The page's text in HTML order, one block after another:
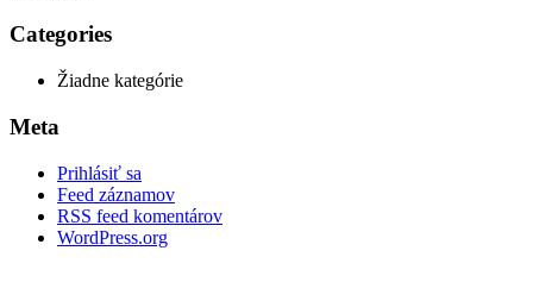
Categories
Žiadne kategórie
Meta
Prihlásiť sa
Feed záznamov
RSS feed komentárov
WordPress.org